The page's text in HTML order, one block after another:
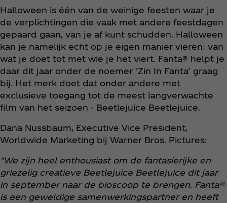
Halloween is één van de weinige feesten waar je
de verplichtingen die vaak met andere feestdagen
gepaard gaan, van je af kunt schudden. Halloween
kan je namelijk echt op je eigen manier vieren: van
wat je doet tot met wie je het viert. Fanta® helpt je
daar dit jaar onder de noemer ‘Zin In Fanta’ graag
bij. Het merk doet dat onder andere met
exclusieve toegang tot de meest langverwachte
film van het seizoen - Beetlejuice Beetlejuice.
Dana Nussbaum, Executive Vice President,
Worldwide Marketing bij Warner Bros. Pictures:
"We zijn heel enthousiast om de fantasierijke en
griezelig creatieve Beetlejuice Beetlejuice dit jaar
in september naar de bioscoop te brengen. Fanta®
is een geweldige samenwerkingspartner en heeft